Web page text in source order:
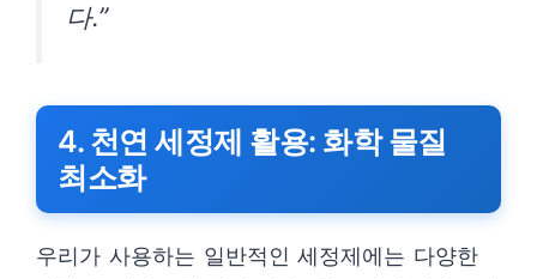
다.”
4. 천연 세정제 활용: 화학 물질
최소화
우리가 사용하는 일반적인 세정제에는 다양한